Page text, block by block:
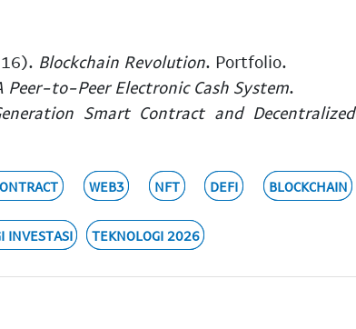
Blockchain Revolution. Portfolio.
Peer-to-Peer Electronic Cash System.
Smart Contract and Decentralized
WEB3 NFT DEFI BLOCKCHAIN
INVESTASI TEKNOLOGI 2026